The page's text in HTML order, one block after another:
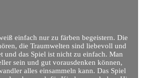
einfach nur zu färben begeistern. Die
die Traumwelten sind liebevoll und
und das Spiel ist nicht zu einfach. Man
sein und gut vorausdenken können,
alles einsammeln kann. Das Spiel